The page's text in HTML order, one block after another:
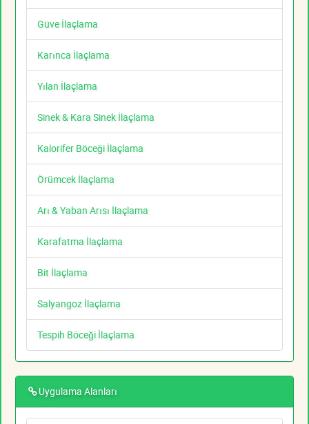
Güve İlaçlama
Karınca İlaçlama
Yılan İlaçlama
Sinek & Kara Sinek İlaçlama
Kalorifer Böceği İlaçlama
Örümcek İlaçlama
Arı & Yaban Arısı İlaçlama
Karafatma İlaçlama
Bit İlaçlama
Salyangoz İlaçlama
Tespih Böceği İlaçlama
Uygulama Alanları